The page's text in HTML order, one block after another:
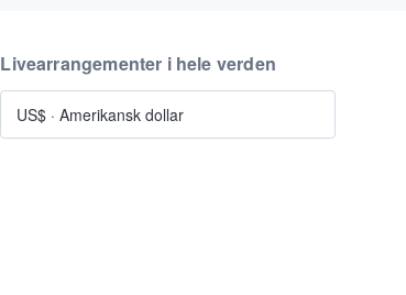
Livearrangementer i hele verden
US$ ·Amerikansk dollar